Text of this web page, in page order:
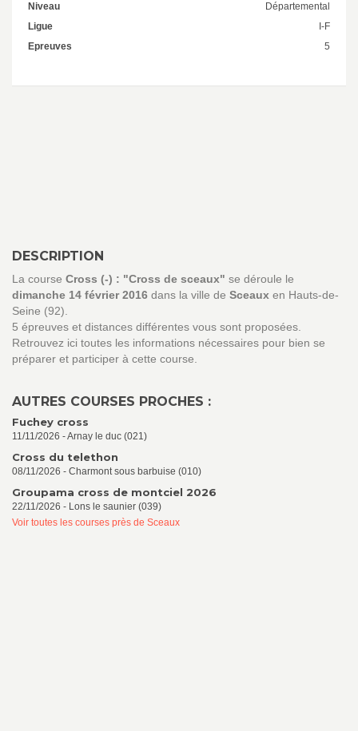
Niveau
Départemental
Ligue
I-F
Epreuves
5
DESCRIPTION
La course Cross (-) : "Cross de sceaux" se déroule le
dimanche 14 février 2016 dans la ville de Sceaux en Hauts-de-
Seine (92).
5 épreuves et distances différentes vous sont proposées.
Retrouvez ici toutes les informations nécessaires pour bien se
préparer et participer à cette course.
AUTRES COURSES PROCHES :
Fuchey cross
11/11/2026 - Arnay le duc (021)
Cross du telethon
08/11/2026 - Charmont sous barbuise (010)
Groupama cross de montciel 2026
22/11/2026 - Lons le saunier (039)
Voir toutes les courses près de Sceaux